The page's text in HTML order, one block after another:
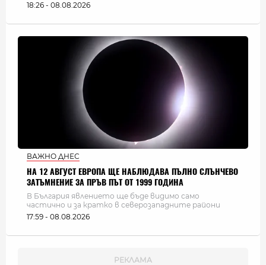
18:26 - 08.08.2026
ВАЖНО ДНЕС
НА 12 АВГУСТ ЕВРОПА ЩЕ НАБЛЮДАВА ПЪЛНО СЛЪНЧЕВО
ЗАТЪМНЕНИЕ ЗА ПРЪВ ПЪТ ОТ 1999 ГОДИНА
В България явлението ще бъде видимо само
частично и за кратко в северозападните райони
17:59 - 08.08.2026